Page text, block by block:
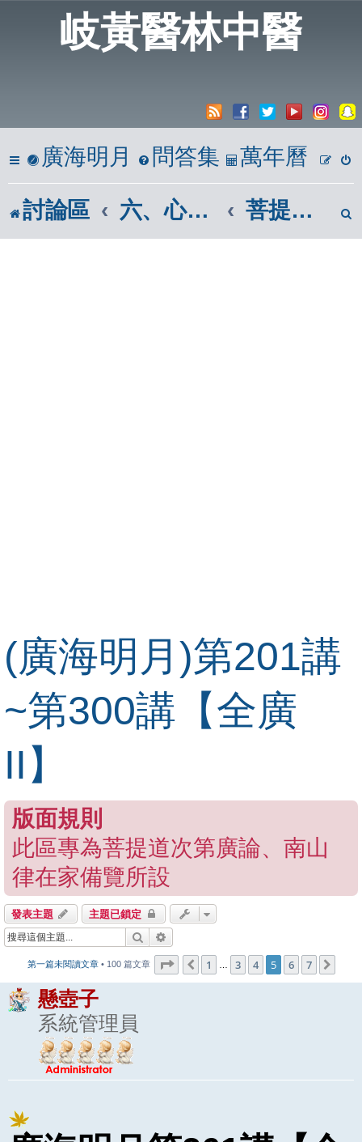
岐黃醫林中醫
廣海明月 問答集 萬年曆
討論區 六、心靈饗宴 菩提道次第廣論|南山律在家備覽
(廣海明月)第201講
~第300講【全廣
II】
版面規則
此區專為菩提道次第廣論、南山
律在家備覽所設
發表主題
主題已鎖定
搜尋
第一篇未閱讀文章• 100 篇文章 第 5頁 (共7 頁)
上一頁
1 3 4 5 6 7
懸壺子
系統管理員